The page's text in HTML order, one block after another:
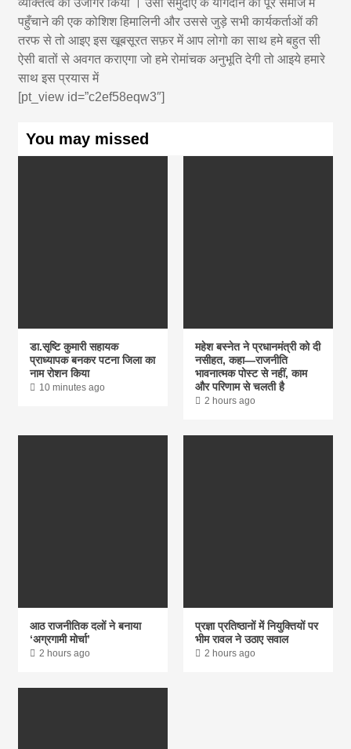
पहुँचाने की एक कोशिश हिमालिनी और उससे जुड़े सभी कार्यकर्ताओं की
तरफ से तो आइए इस खूबसूरत सफ़र में आप लोगो का साथ हमे बहुत सी
ऐसी बातों से अवगत कराएगा जो हमे रोमांचक अनुभूति देगी तो आइये हमारे
साथ इस प्रयास में
[pt_view id=”c2ef58eqw3″]
You may missed
डा.सृष्टि कुमारी सहायक
प्राध्यापक बनकर पटना जिला का
नाम रोशन किया
10 minutes ago
महेश बस्नेत ने प्रधानमंत्री को दी
नसीहत, कहा—राजनीति
भावनात्मक पोस्ट से नहीं, काम
और परिणाम से चलती है
2 hours ago
आठ राजनीतिक दलों ने बनाया
‘अग्रगामी मोर्चा’
2 hours ago
प्रज्ञा प्रतिष्ठानों में नियुक्तियों पर
भीम रावल ने उठाए सवाल
2 hours ago